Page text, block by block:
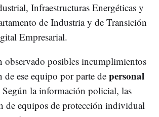
Infraestructuras Energéticas y
de Industria y de Transición
Empresarial.
observado posibles incumplimientos
ese equipo por parte de personal
Según la información policial, las
de equipos de protección individual